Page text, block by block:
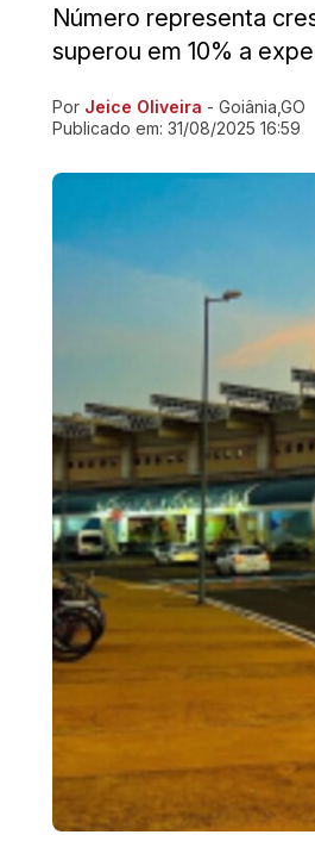
Número representa
superou em 10% a
Ir direto pra matéria
Por Jeice Oliveira - Goiânia,GO
Publicado em: 31/08/2025 16:59